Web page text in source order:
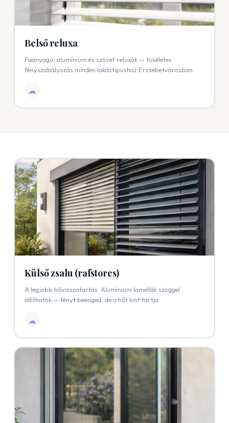
Belső reluxa
Faanyagú, alumínium és szövet reluxák — tökéletes
fényszabályozás minden lakástípushoz Erzsébetvárosban.
→
Külső zsalu (rafstores)
A legjobb hővisszatartás. Alumínium lamellák szöggel
állíthatók — fényt beenged, de a hőt kint tartja.
→